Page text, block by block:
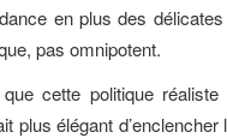
en plus des
pas omnipotent.
cette politique réaliste
plus élégant